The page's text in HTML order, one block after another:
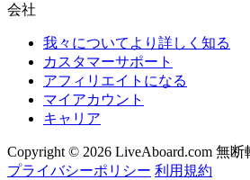
会社
我々についてより詳しく知る
カスタマーサポート
アフィリエイトになる
マイアカウント
キャリア
Copyright © 2026 LiveAboard.com 無断
プライバシーポリシー 利用規約